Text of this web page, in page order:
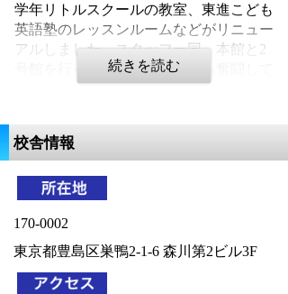
学年リトルスクールの教室、東進こども
英語塾のレッスンルームなどがリニュー
アルしました。スタッフ一同、本館と2
号館を行ったり来たりしながら奮闘して
います。新しい巣鴨校舎で生徒の皆さま
校舎情報
170-0002
東京都豊島区巣鴨2-1-6 森川第2ビル3F